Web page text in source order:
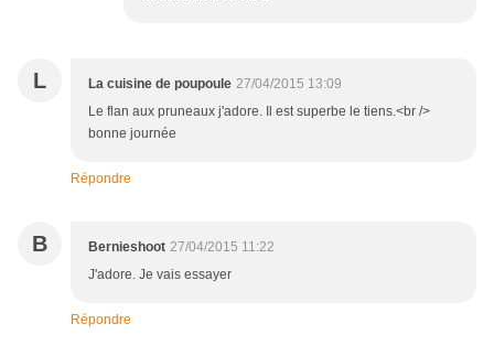
L La cuisine de poupoule 27/04/2015 13:09
Le flan aux pruneaux j'adore. Il est superbe le tiens.<br />
bonne journée
Répondre
B Bernieshoot 27/04/2015 11:22
J'adore. Je vais essayer
Répondre